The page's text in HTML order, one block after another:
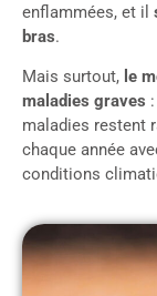
enflammées, et il
bras.
Mais surtout, le
maladies graves
maladies restent
chaque année
conditions